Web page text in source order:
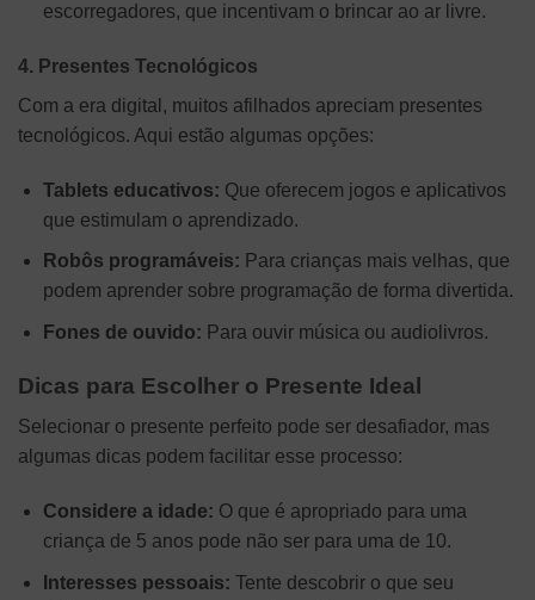
escorregadores, que incentivam o brincar ao ar livre.
4. Presentes Tecnológicos
Com a era digital, muitos afilhados apreciam presentes
tecnológicos. Aqui estão algumas opções:
Tablets educativos: Que oferecem jogos e aplicativos
que estimulam o aprendizado.
Robôs programáveis: Para crianças mais velhas, que
podem aprender sobre programação de forma divertida.
Fones de ouvido: Para ouvir música ou audiolivros.
Dicas para Escolher o Presente Ideal
Selecionar o presente perfeito pode ser desafiador, mas
algumas dicas podem facilitar esse processo:
Considere a idade: O que é apropriado para uma
criança de 5 anos pode não ser para uma de 10.
Interesses pessoais: Tente descobrir o que seu